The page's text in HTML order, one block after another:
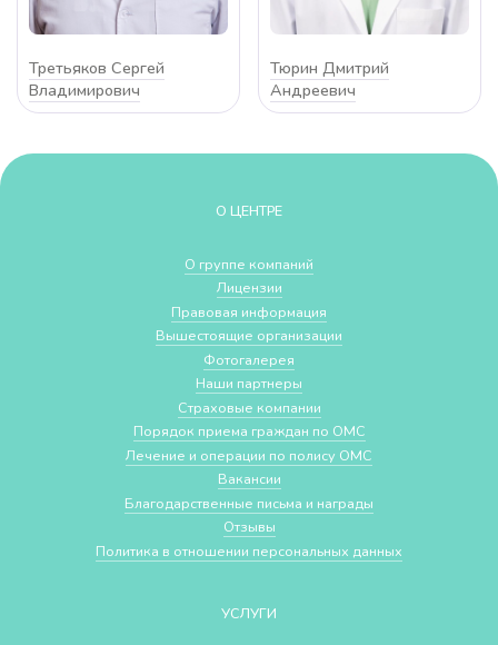
Третьяков Сергей
Владимирович
Тюрин Дмитрий
Андреевич
О ЦЕНТРЕ
О группе компаний
Лицензии
Правовая информация
Вышестоящие организации
Фотогалерея
Наши партнеры
Страховые компании
Порядок приема граждан по ОМС
Лечение и операции по полису ОМС
Вакансии
Благодарственные письма и награды
Отзывы
Политика в отношении персональных данных
УСЛУГИ